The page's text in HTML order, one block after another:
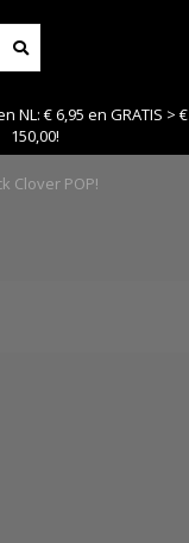
NL: € 6,95 en GRATIS > €
150,00!
Clover POP!